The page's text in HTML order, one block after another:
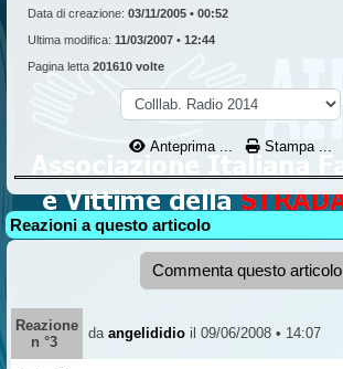
Data di creazione: 03/11/2005 • 00:52
Ultima modifica: 11/03/2007 • 12:44
Pagina letta 201610 volte
Anteprima ... Stampa ...
Reazioni a questo articolo
Commenta questo articolo
Reazione
n °3
da angelididio il 09/06/2008 • 14:07